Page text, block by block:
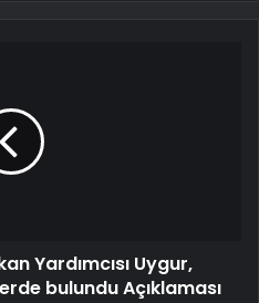
Yardımcısı Uygur,
bulundu Açıklaması